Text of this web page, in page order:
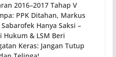
2016–2017 Tahap V
PPK Ditahan, Markus
Hanya Saksi –
Hukum & LSM Beri
Keras: Jangan Tutup